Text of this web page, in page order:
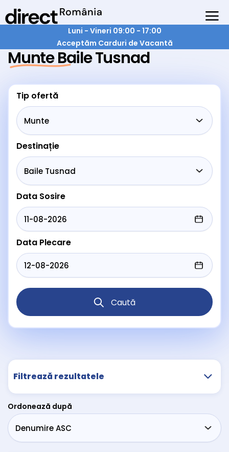
Luni - Vineri 09:00 - 17:00
Acceptăm Carduri de Vacantă
Munte Baile Tusnad
Tip ofertă
Destinație
Data Sosire
Data Plecare
Caută
Filtrează rezultatele
Ordonează după